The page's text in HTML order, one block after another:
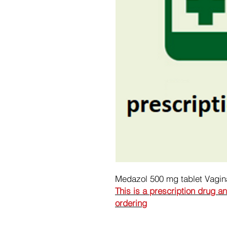
Medazol 500 mg tablet
This is a prescription drug
ordering